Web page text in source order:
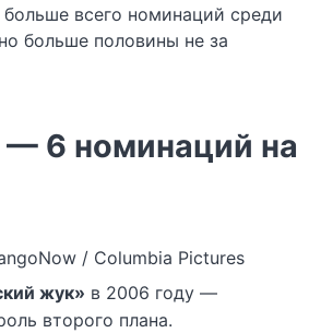
всего номинаций среди
больше половины не за
6 номинаций на
/ Columbia Pictures
жук» в 2006 году —
второго плана.